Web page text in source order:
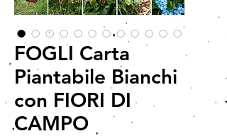
FOGLI Carta
Piantabile Bianchi
con FIORI DI
CAMPO